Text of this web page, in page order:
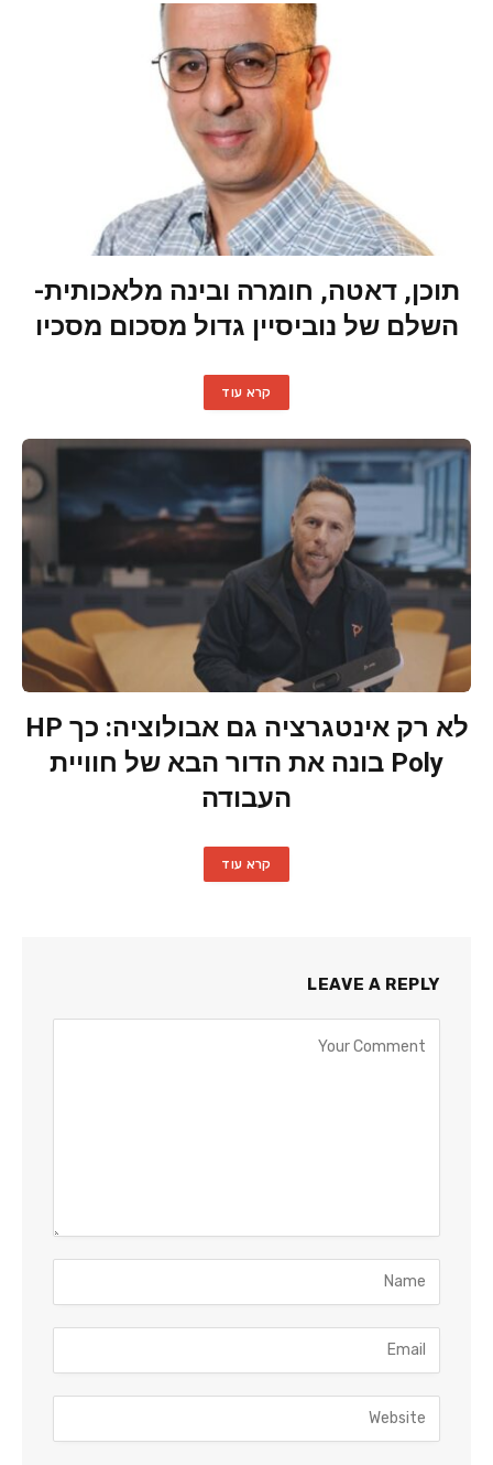
תוכן, דאטה, חומרה ובינה מלאכותית-
השלם של נוביסיין גדול מסכום מסכיו
קרא עוד
לא רק אינטגרציה גם אבולוציה: כך HP
Poly בונה את הדור הבא של חוויית
העבודה
קרא עוד
LEAVE A REPLY